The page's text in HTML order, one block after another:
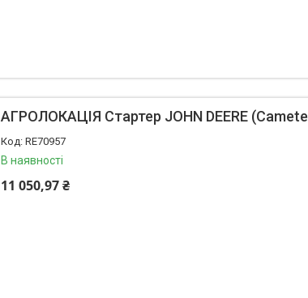
АГРОЛОКАЦІЯ Стартер JOHN DEERE
RE70957
В наявності
11 050,97 ₴